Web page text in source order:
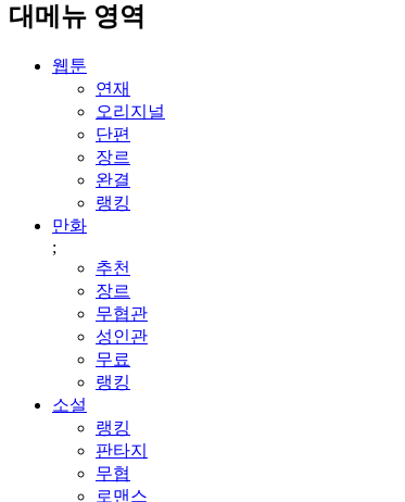
대메뉴 영역
웹툰
연재
오리지널
단편
장르
완결
랭킹
만화
;
추천
장르
무협관
성인관
무료
랭킹
소설
랭킹
판타지
무협
로맨스